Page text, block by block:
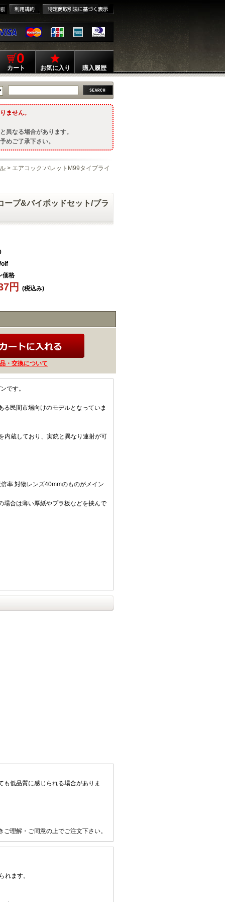
0
カート お気に入り 購入履歴
ません。
異なる場合があります。
めご了承下さい。
> エアコック:バレットM99タイプライ
ープ&バイポッドセット/ブラ
価格
円
(税込み)
・交換について
です。
民間市場向けのモデルとなっていま
内蔵しており、実銃と異なり連射が可
率 対物レンズ40mmのものがメイン
合は薄い厚紙やプラ板などを挟んで
低品質に感じられる場合がありま
理解・ご同意の上でご注文下さい。
れます。